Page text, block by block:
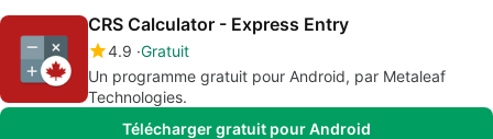
CRS Calculator - Express Entry
4.9 Gratuit
Un programme gratuit pour Android, par Metaleaf
Technologies.
Télécharger gratuit pour Android